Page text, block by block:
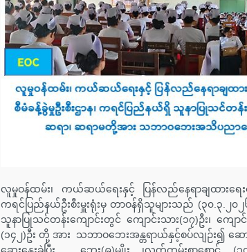
လူမှုဝန်ထမ်း၊ ကယ်ဆယ်ရေးနှင့် ပြန်လည်နေရာချထားရေးဝ
ကရင်ပြည်နယ်ဦးစီးမှူးရုံးမှ တာဝန်ရှိသူများသည် (၃၀.၃.၂၀
သူနာပြုသင်တန်းကျောင်းတွင် ကျောင်းသား(၁၇)ဦး၊ ကျော
(၁၄၂)ဦး တို့ အား သဘာဝဘေးအန္တရာယ်နှင့်စပ်လျဉ်း၍ ဆေ